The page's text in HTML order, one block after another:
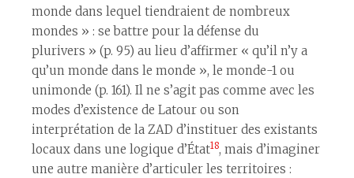
monde dans lequel tiendraient de nombreux
mondes » : se battre pour la défense du
plurivers » (p. 95) au lieu d’affirmer « qu’il n’y a
qu’un monde dans le monde », le monde-1 ou
unimonde (p. 161). Il ne s’agit pas comme avec les
modes d’existence de Latour ou son
interprétation de la ZAD d’instituer des existants
locaux dans une logique d’État18, mais d’imaginer
une autre manière d’articuler les territoires :